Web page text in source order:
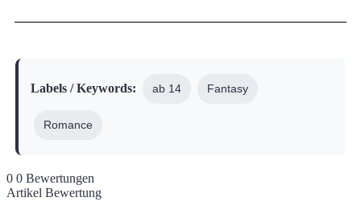
ab 14 Fantasy
Romance
0 0 Bewertungen
Artikel Bewertung